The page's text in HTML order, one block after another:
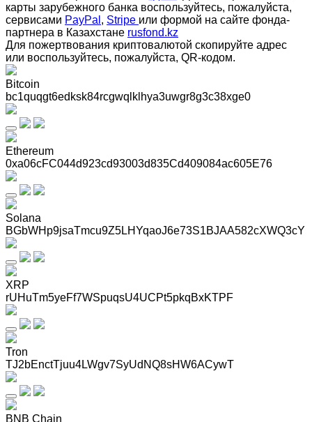
карты зарубежного банка воспользуйтесь, пожалуйста,
сервисами PayPal , Stripe или формой на сайте фонда-
партнера в Казахстане rusfond.kz
Для пожертвования криптовалютой скопируйте адрес
или воспользуйтесь, пожалуйста, QR-кодом.
Bitcoin
bc1quqgt6edksk84rcgwqlklhya3uwgr8g3c38xge0
Ethereum
0xa06cFC044d923cd93003d835Cd409084ac605E76
Solana
BGbWHp9jsaTmcu9Z5LHYqaoJ6e73S1BJAA582cXWQ3cY
XRP
rUHuTm5yeFf7WSpuqsU4UCPt5pkqBxKTPF
Tron
TJ2bEnctTjuu4LWgv7SyUdNQ8sHW6ACywT
BNB Chain